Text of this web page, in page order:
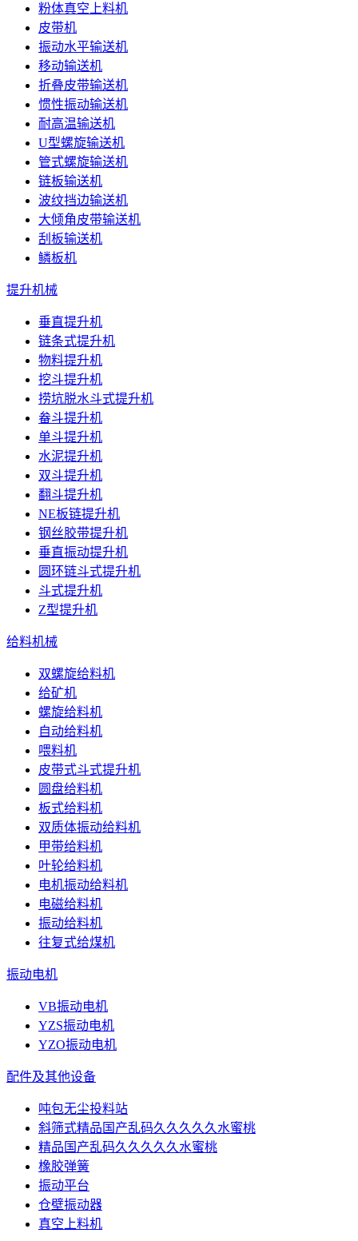
粉体真空上料机
皮带机
振动水平输送机
移动输送机
折叠皮带输送机
惯性振动输送机
耐高温输送机
U型螺旋输送机
管式螺旋输送机
链板输送机
波纹挡边输送机
大倾角皮带输送机
刮板输送机
鳞板机
提升机械
垂直提升机
链条式提升机
物料提升机
挖斗提升机
捞坑脱水斗式提升机
畚斗提升机
单斗提升机
水泥提升机
双斗提升机
翻斗提升机
NE板链提升机
钢丝胶带提升机
垂直振动提升机
圆环链斗式提升机
斗式提升机
Z型提升机
给料机械
双螺旋给料机
给矿机
螺旋给料机
自动给料机
喂料机
皮带式斗式提升机
圆盘给料机
板式给料机
双质体振动给料机
甲带给料机
叶轮给料机
电机振动给料机
电磁给料机
振动给料机
往复式给煤机
振动电机
VB振动电机
YZS振动电机
YZO振动电机
配件及其他设备
吨包无尘投料站
斜筛式精品国产乱码久久久久久水蜜桃
精品国产乱码久久久久久水蜜桃
橡胶弹簧
振动平台
仓壁振动器
真空上料机